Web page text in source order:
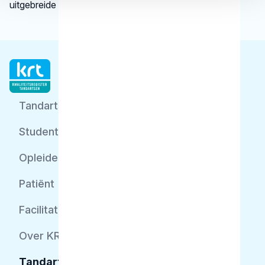
uitgebreide informatie.
Tandarts
Student
Opleider
Patiënt
Facilitator
Over KRT
Tandarts